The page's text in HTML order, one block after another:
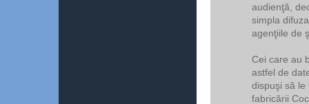
audienţă,
simpla
agenţiile de
Cei care au
astfel de
dispuşi să le
fabricării